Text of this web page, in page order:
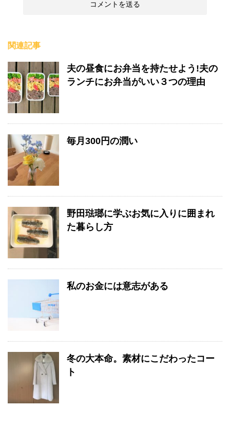
関連記事
夫の昼食にお弁当を持たせよう!夫の
ランチにお弁当がいい３つの理由
毎月300円の潤い
野田琺瑯に学ぶお気に入りに囲まれ
た暮らし方
私のお金には意志がある
冬の大本命。素材にこだわったコー
ト